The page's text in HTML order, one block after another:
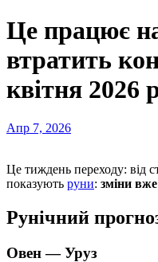
Це працює
втратить
квітня 2026
Апр 7, 2026
Це тиждень переходу: від старого до нового. У когось це буде м’який процес, у когось — різкий. Але головне, що
показують руни: зміни
Рунічний
Овен —Уруз